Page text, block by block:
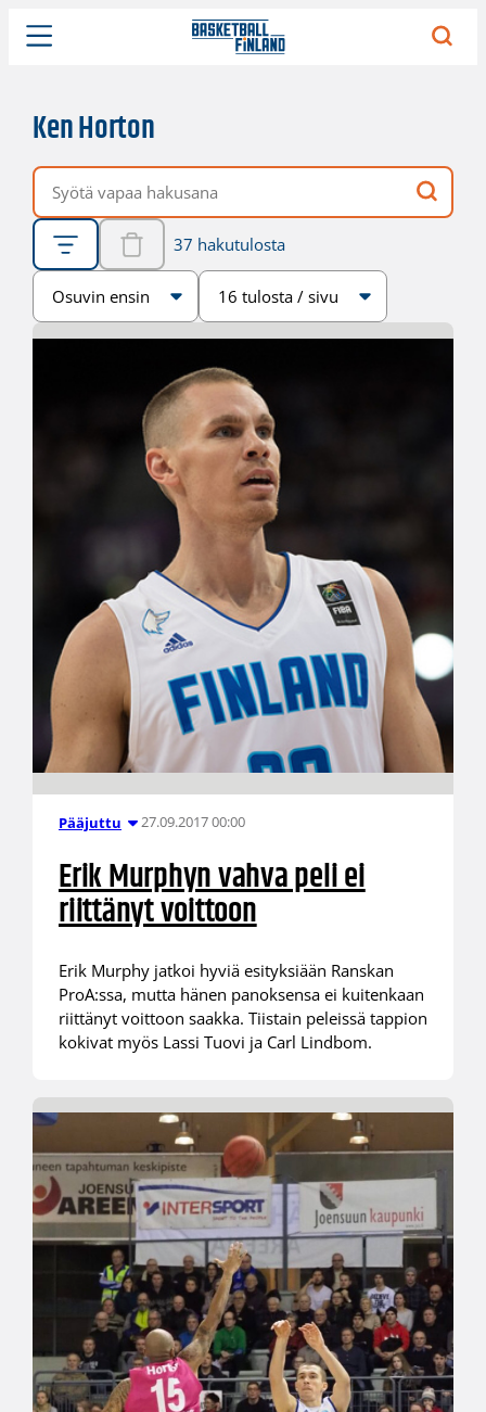
Ken Horton
Vapaa hakusana
37 hakutulosta
Järjestys
Sivukoko
Pääjuttu 27.09.2017 00:00
Erik Murphyn vahva peli ei
riittänyt voittoon
Erik Murphy jatkoi hyviä esityksiään Ranskan
ProA:ssa, mutta hänen panoksensa ei kuitenkaan
riittänyt voittoon saakka. Tiistain peleissä tappion
kokivat myös Lassi Tuovi ja Carl Lindbom.